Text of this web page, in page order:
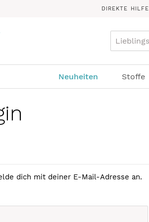
DIREKTE HILFE
Suche
Neuheiten Stoffe
dich mit deiner E-Mail-Adresse an.